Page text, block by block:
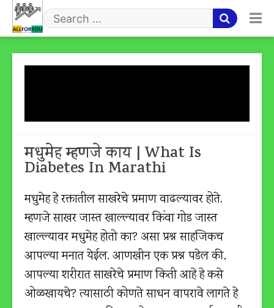
Skip
content
Search
मधुमेह म्हणजे काय | What Is
Diabetes In Marathi
मधुमेह हे रक्तातील साखरेचे प्रमाण वाढल्यावर होते.
म्हणजे साखर जास्त खाल्ल्यावर किंवा गोड जास्त
खाल्ल्यावर मधुमेह होतो का? असा प्रश्न साहजिकच
आपल्या मनात येईल. आणखीन एक प्रश्न पडेल की,
आपल्या शरीरात साखरेचे प्रमाण किती आहे हे कसे
ओळखायचे? त्यासाठी कोणते साधन वापरावे लागते हे